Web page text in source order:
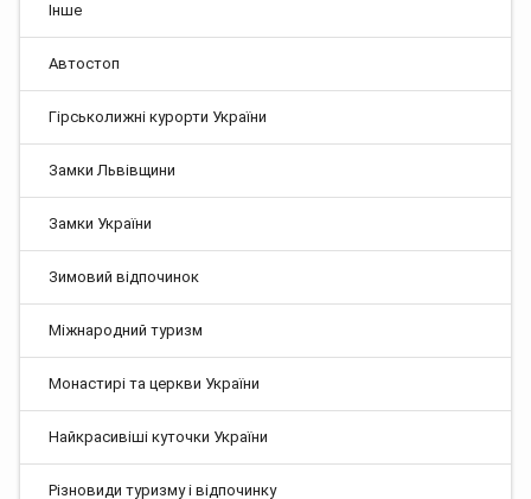
Інше
Автостоп
Гірськолижні курорти України
Замки Львівщини
Замки України
Зимовий відпочинок
Міжнародний туризм
Монастирі та церкви України
Найкрасивіші куточки України
Різновиди туризму і відпочинку